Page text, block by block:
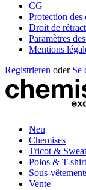
CG
Protection des
Droit de
Paramètres
Mentions
Registrieren oder Se
Neu
Chemises
Tricot & Sweat
Polos & T-
Sous-
Vente